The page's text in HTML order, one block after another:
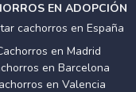
EN ADOPCIÓN
cachorros en España
en Madrid
en Barcelona
en Valencia